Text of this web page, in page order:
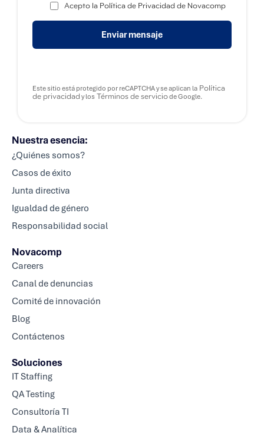
Acepto la Política de Privacidad de Novacomp
Enviar mensaje
Este sitio está protegido por reCAPTCHA y se aplican la Política
de privacidad y los Términos de serviciode Google.
Nuestra esencia:
¿Quiénes somos?
Casos de éxito
Junta directiva
Igualdad de género
Responsabilidad social
Novacomp
Careers
Canal de denuncias
Comité de innovación
Blog
Contáctenos
Soluciones
IT Staffing
QA Testing
Consultoría TI
Data & Analítica